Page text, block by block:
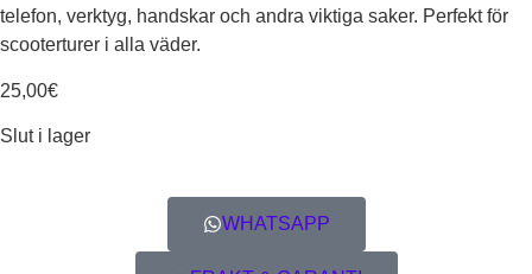
telefon, verktyg, handskar och andra viktiga saker. Perfekt för
scooterturer i alla väder.
25,00€
Slut i lager
WHATSAPP